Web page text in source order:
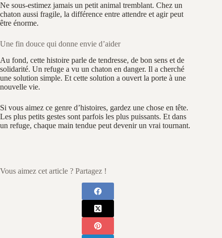
Ne sous-estimez jamais un petit animal tremblant. Chez un
chaton aussi fragile, la différence entre attendre et agir peut
être énorme.
Une fin douce qui donne envie d’aider
Au fond, cette histoire parle de tendresse, de bon sens et de
solidarité. Un refuge a vu un chaton en danger. Il a cherché
une solution simple. Et cette solution a ouvert la porte à une
nouvelle vie.
Si vous aimez ce genre d’histoires, gardez une chose en tête.
Les plus petits gestes sont parfois les plus puissants. Et dans
un refuge, chaque main tendue peut devenir un vrai tournant.
Vous aimez cet article ? Partagez !